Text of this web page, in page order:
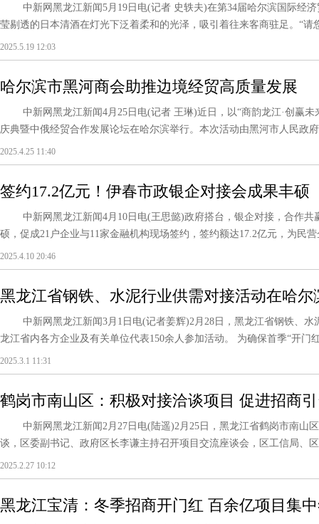
中新网黑龙江新闻5月19日电(记者 史轶夫)在第34届哈尔滨国际经济
莹剔透的日本清酒在灯光下泛着柔和的光泽，吸引着往来客商驻足。“
2025.5.19 12:03
哈尔滨市黑河商会助推边境经贸高质量发展
中新网黑龙江新闻4月25日电(记者 王琳)近日，以“商韵龙江·创赢未
庆典暨中俄经贸合作发展论坛在哈尔滨举行。本次活动由黑河市人民政
2025.4.25 11:40
签约17.2亿元！伊春市政银企对接会成果丰硕
中新网黑龙江新闻4月10日电(王思懿)政府搭台，银企对接，合作共
硕，促成21户企业与11家金融机构现场签约，签约额达17.2亿元，为民
2025.4.10 20:46
黑龙江省钢铁、水泥行业供需对接活动在哈尔
中新网黑龙江新闻3月1日电(记者姜辉)2月28日，黑龙江省钢铁、水
龙江省内各方企业及有关单位代表150余人参加活动。 为确保首季“开门
2025.3.1 11:31
鹤岗市南山区：积极对接洽谈项目 促进招商
中新网黑龙江新闻2月27日电(陆遥)2月25日，黑龙江省鹤岗市南山
谈，区委副书记、政府区长李谦主持召开项目交流座谈会，区工信局、
2025.2.27 10:12
黑龙江宝清：冬季招商开门红 百余亿项目集